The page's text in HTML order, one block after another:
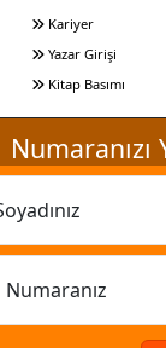
Kariyer
Yazar Girişi
Kitap Basımı
Numaranızı